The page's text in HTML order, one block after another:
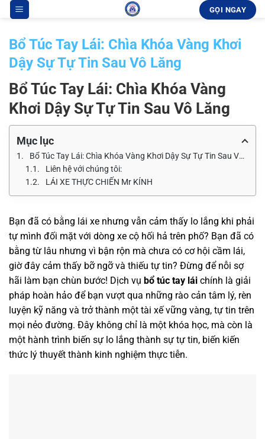
qua
nội
dung
GỌI NGAY
Bổ Túc Tay Lái: Chìa Khóa Vàng Khơi
Dậy Sự Tự Tin Sau Vô Lăng
Bổ Túc Tay Lái: Chìa Khóa Vàng
Khơi Dậy Sự Tự Tin Sau Vô Lăng
Mục lục
Bổ Túc Tay Lái: Chìa Khóa Vàng Khơi Dậy Sự Tự Tin Sau Vô Lăng
Liên hệ với chúng tôi:
LÁI XE THỰC CHIẾN Mr KÍNH
Bạn đã có bằng lái xe nhưng vẫn cảm thấy lo lắng khi phải
tự mình đối mặt với dòng xe cộ hối hả trên phố? Bạn đã có
bằng từ lâu nhưng vì bận rộn mà chưa có cơ hội cầm lái,
giờ đây cảm thấy bỡ ngỡ và thiếu tự tin? Đừng để nỗi sợ
hãi làm bạn chùn bước! Dịch vụ bổ túc tay lái chính là giải
pháp hoàn hảo để bạn vượt qua những rào cản tâm lý, rèn
luyện kỹ năng và trở thành một tài xế vững vàng, tự tin trên
mọi nẻo đường. Đây không chỉ là một khóa học, mà còn là
một hành trình biến sự lo lắng thành sự tự tin, biến kiến
thức lý thuyết thành kinh nghiệm thực tiễn.